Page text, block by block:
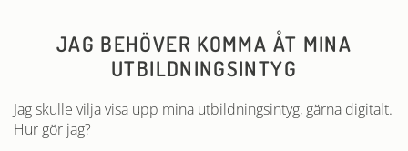
JAG BEHÖVER KOMMA ÅT MINA
UTBILDNINGSINTYG
Jag skulle vilja visa upp mina utbildningsintyg, gärna digitalt.
Hur gör jag?